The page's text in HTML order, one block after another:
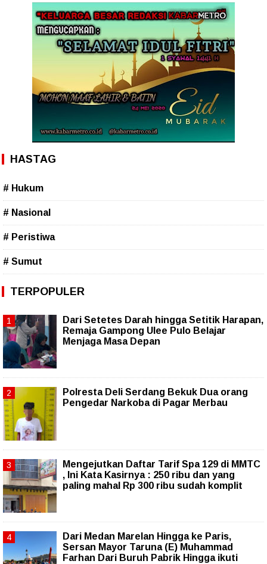
HASTAG
# Hukum
# Nasional
# Peristiwa
# Sumut
TERPOPULER
Dari Setetes Darah hingga Setitik Harapan,
Remaja Gampong Ulee Pulo Belajar
Menjaga Masa Depan
Polresta Deli Serdang Bekuk Dua orang
Pengedar Narkoba di Pagar Merbau
Mengejutkan Daftar Tarif Spa 129 di MMTC
, Ini Kata Kasirnya : 250 ribu dan yang
paling mahal Rp 300 ribu sudah komplit
‎Dari Medan Marelan Hingga ke Paris,
Sersan Mayor Taruna (E) Muhammad
Farhan Dari Buruh Pabrik Hingga ikuti